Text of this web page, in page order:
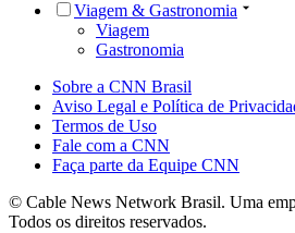
Viagem & Gastronomia
Viagem
Gastronomia
Sobre a CNN Brasil
Aviso Legal e Política de
Termos de Uso
Fale com a CNN
Faça parte da Equipe CNN
© Cable News Network Brasil. Uma
Todos os direitos reservados.